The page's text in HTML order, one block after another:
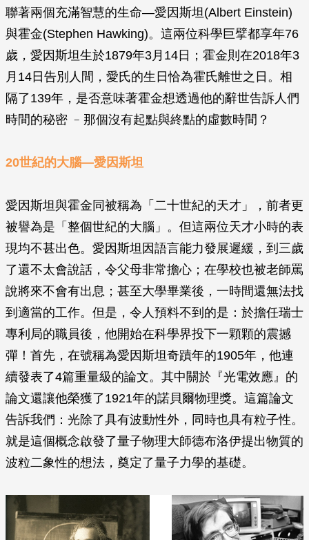
聯著兩個充滿智慧的生命—愛因斯坦(Albert Einstein)
與霍金(Stephen Hawking)。這兩位科學巨擘都享年76
歲，愛因斯坦生於1879年3月14日；霍金則在2018年3
月14日告別人間，愛氏的生日恰為霍氏離世之日。相
隔了139年，是否意味著霍金想透過他的辭世告訴人們
時間的秘密 ﹣那個沒有起點與終點的虛數時間？
20世紀的大腦—愛因斯坦
愛因斯坦與霍金同被稱為「二十世紀的天才」，前者更
被譽為是「整個世紀的大腦」。但這兩位天才小時的表
現均不甚出色。愛因斯坦因語言能力發展遲緩，到三歲
了還不太會說話，令父母非常擔心；在學校也被老師罵
說將來不會有出息；甚至大學畢業後，一時間還無法找
到適當的工作。但是，令人預料不到的是：於擔任瑞士
專利局的職員後，他開始在科學界投下一顆顆的震撼
彈！首先，在號稱為愛因斯坦奇蹟年的1905年，他連
續發表了4篇重量級的論文。其中關於『光電效應』的
論文還讓他榮獲了1921年的諾貝爾物理獎。這篇論文
告訴我們：光除了具有波動性外，同時也具有粒子性。
就是這個概念啟發了量子物理大師德布洛伊提出物質的
波粒二象性的想法，奠定了量子力學的基礎。